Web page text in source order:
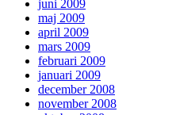
juni 2009
maj 2009
april 2009
mars 2009
februari 2009
januari 2009
december 2008
november 2008